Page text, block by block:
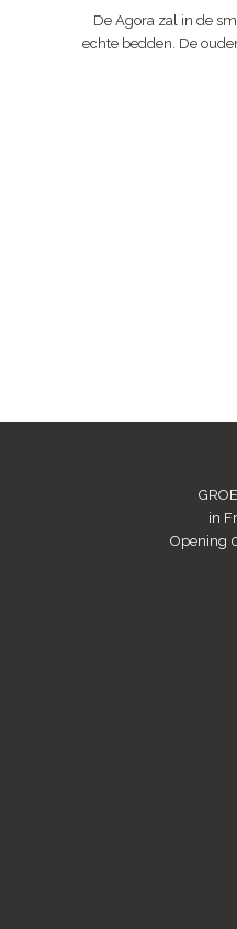
De Agora zal in de
echte bedden. De
in
Opening